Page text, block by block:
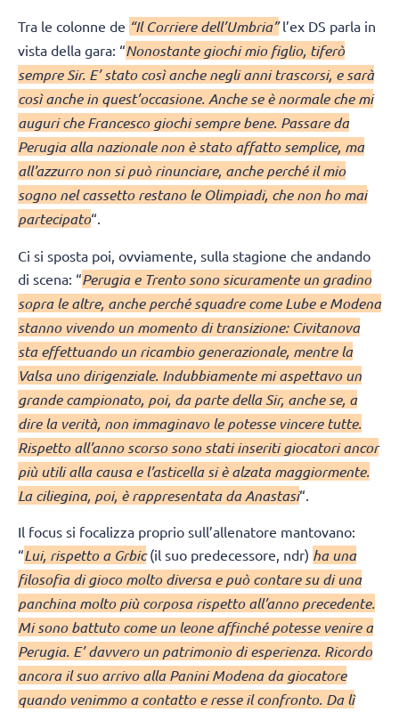
Tra le colonne de “Il Corriere dell’Umbria”l’ex DS parla in
vista della gara: “Nonostante giochi mio figlio, tiferò
sempre Sir. E’ stato così anche negli anni trascorsi, e sarà
così anche in quest’occasione. Anche se è normale che mi
auguri che Francesco giochi sempre bene. Passare da
Perugia alla nazionale non è stato affatto semplice, ma
all’azzurro non si può rinunciare, anche perché il mio
sogno nel cassetto restano le Olimpiadi, che non ho mai
partecipato“.
Ci si sposta poi, ovviamente, sulla stagione che andando
di scena: “Perugia e Trento sono sicuramente un gradino
sopra le altre, anche perché squadre come Lube e Modena
stanno vivendo un momento di transizione: Civitanova
sta effettuando un ricambio generazionale, mentre la
Valsa uno dirigenziale. Indubbiamente mi aspettavo un
grande campionato, poi, da parte della Sir, anche se, a
dire la verità, non immaginavo le potesse vincere tutte.
Rispetto all’anno scorso sono stati inseriti giocatori ancor
più utili alla causa e l’asticella si è alzata maggiormente.
La ciliegina, poi, è rappresentata da Anastasi“.
Il focus si focalizza proprio sull’allenatore mantovano:
“Lui, rispetto a Grbic(il suo predecessore, ndr) ha una
filosofia di gioco molto diversa e può contare su di una
panchina molto più corposa rispetto all’anno precedente.
Mi sono battuto come un leone affinché potesse venire a
Perugia. E’ davvero un patrimonio di esperienza. Ricordo
ancora il suo arrivo alla Panini Modena da giocatore
quando venimmo a contatto e resse il confronto. Da lì